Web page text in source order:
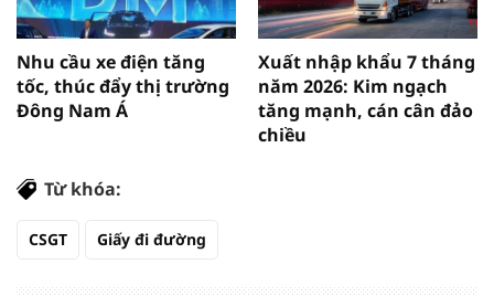
Nhu cầu xe điện tăng
tốc, thúc đẩy thị trường
Đông Nam Á
Xuất nhập khẩu 7 tháng
năm 2026: Kim ngạch
tăng mạnh, cán cân đảo
chiều
Từ khóa:
CSGT Giấy đi đường